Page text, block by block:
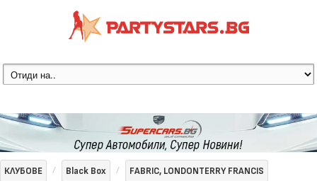
КЛУБОВЕ Black Box FABRIC, LONDONTERRY FRANCIS